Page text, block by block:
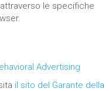
le specifiche
Advertising
il sito del Garante della